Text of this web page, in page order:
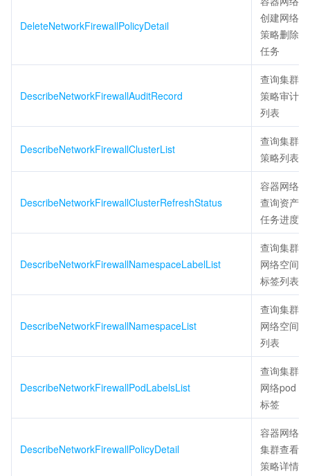
DeleteNetworkFirewallPolicyDetail
创建网络
策略删除
任务
DescribeNetworkFirewallAuditRecord
查询集群
策略审计
列表
DescribeNetworkFirewallClusterList
查询集群
策略列表
DescribeNetworkFirewallClusterRefreshStatus
容器网络
查询资产
任务进度
DescribeNetworkFirewallNamespaceLabelList
查询集群
网络空间
标签列表
DescribeNetworkFirewallNamespaceList
查询集群
网络空间
列表
DescribeNetworkFirewallPodLabelsList
查询集群
网络pod
标签
DescribeNetworkFirewallPolicyDetail
容器网络
集群查看
策略详情